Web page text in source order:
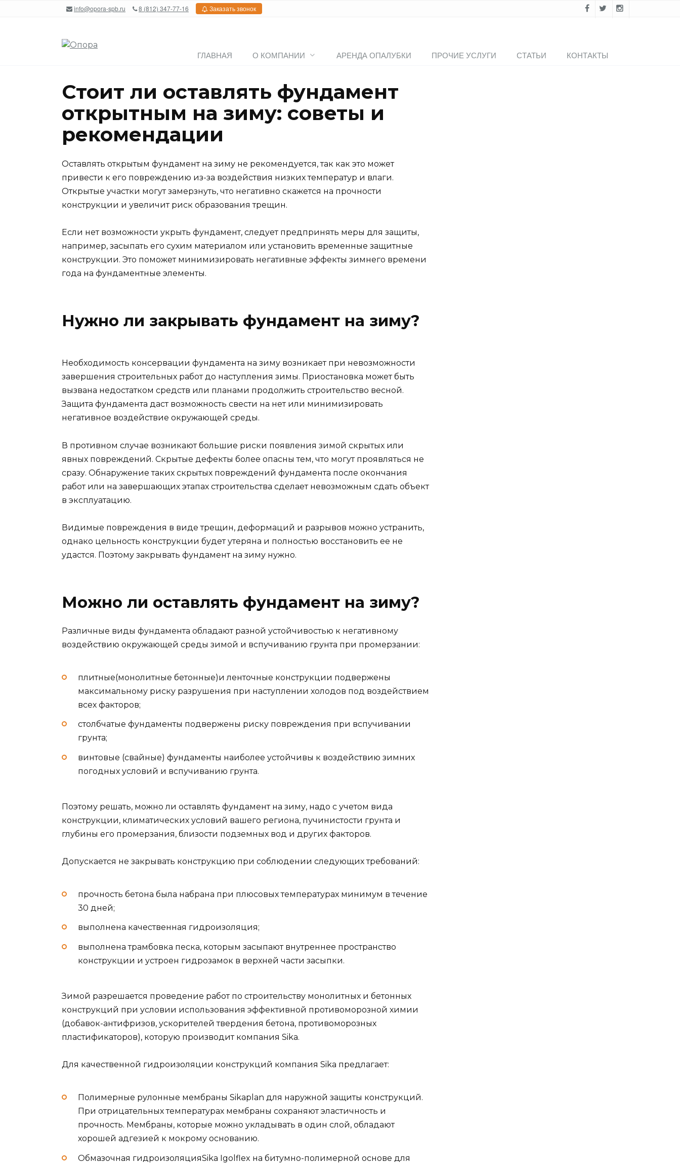
info@opora-spb.ru 8 (812) 347-77-16 Заказать звонок
ГЛАВНАЯ О КОМПАНИИ АРЕНДА ОПАЛУБКИ ПРОЧИЕ УСЛУГИ СТАТЬИ КОНТАКТЫ
Стоит ли оставлять фундамент
открытным на зиму: советы и
рекомендации
Оставлять открытым фундамент на зиму не рекомендуется, так как это может
привести к его повреждению из-за воздействия низких температур и влаги.
Открытые участки могут замерзнуть, что негативно скажется на прочности
конструкции и увеличит риск образования трещин.
Если нет возможности укрыть фундамент, следует предпринять меры для защиты,
например, засыпать его сухим материалом или установить временные защитные
конструкции. Это поможет минимизировать негативные эффекты зимнего времени
года на фундаментные элементы.
Нужно ли закрывать фундамент на зиму?
Необходимость консервации фундамента на зиму возникает при невозможности
завершения строительных работ до наступления зимы. Приостановка может быть
вызвана недостатком средств или планами продолжить строительство весной.
Защита фундамента даст возможность свести на нет или минимизировать
негативное воздействие окружающей среды.
В противном случае возникают большие риски появления зимой скрытых или
явных повреждений. Скрытые дефекты более опасны тем, что могут проявляться не
сразу. Обнаружение таких скрытых повреждений фундамента после окончания
работ или на завершающих этапах строительства сделает невозможным сдать объект
в эксплуатацию.
Видимые повреждения в виде трещин, деформаций и разрывов можно устранить,
однако цельность конструкции будет утеряна и полностью восстановить ее не
удастся. Поэтому закрывать фундамент на зиму нужно.
Можно ли оставлять фундамент на зиму?
Различные виды фундамента обладают разной устойчивостью к негативному
воздействию окружающей среды зимой и вспучиванию грунта при промерзании:
плитные(монолитные бетонные)и ленточные конструкции подвержены
максимальному риску разрушения при наступлении холодов под воздействием
всех факторов;
столбчатые фундаменты подвержены риску повреждения при вспучивании
грунта;
винтовые (свайные) фундаменты наиболее устойчивы к воздействию зимних
погодных условий и вспучиванию грунта.
Поэтому решать, можно ли оставлять фундамент на зиму, надо с учетом вида
конструкции, климатических условий вашего региона, пучинистости грунта и
глубины его промерзания, близости подземных вод и других факторов.
Допускается не закрывать конструкцию при соблюдении следующих требований:
прочность бетона была набрана при плюсовых температурах минимум в течение
30 дней;
выполнена качественная гидроизоляция;
выполнена трамбовка песка, которым засыпают внутреннее пространство
конструкции и устроен гидрозамок в верхней части засыпки.
Зимой разрешается проведение работ по строительству монолитных и бетонных
конструкций при условии использования эффективной противоморозной химии
(добавок-антифризов, ускорителей твердения бетона, противоморозных
пластификаторов), которую производит компания Sika.
Для качественной гидроизоляции конструкций компания Sika предлагает:
Полимерные рулонные мембраны Sikaplan для наружной защиты конструкций.
При отрицательных температурах мембраны сохраняют эластичность и
прочность. Мембраны, которые можно укладывать в один слой, обладают
хорошей адгезией к мокрому основанию.
Обмазочная гидроизоляцияSika Igolflex на битумно-полимерной основе для